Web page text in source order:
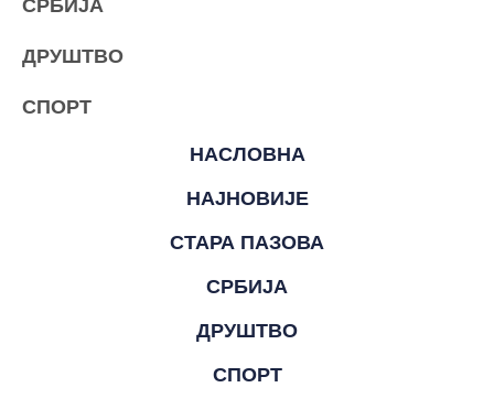
СРБИЈА
ДРУШТВО
СПОРТ
НАСЛОВНА
НАЈНОВИЈЕ
СТАРА ПАЗОВА
СРБИЈА
ДРУШТВО
СПОРТ